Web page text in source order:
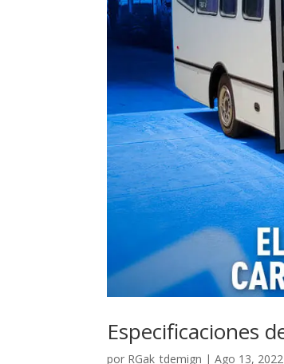
Especificaciones
por RGak_tdemign |Ago 13, 2022